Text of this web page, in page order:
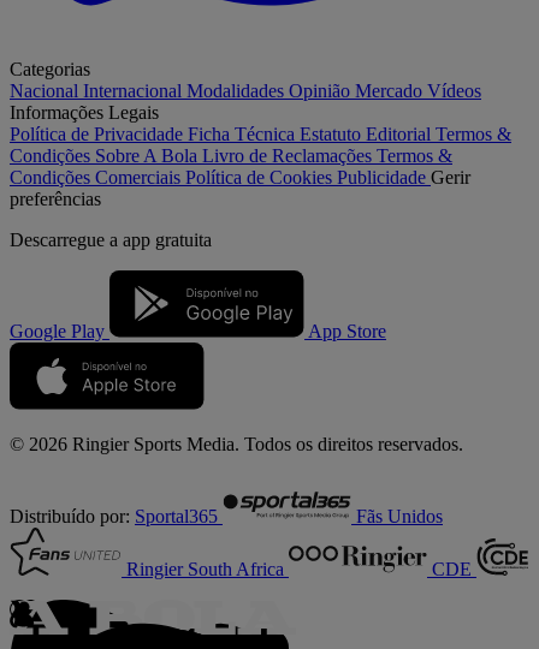
Categorias
Nacional Internacional Modalidades Opinião Mercado Vídeos
Informações Legais
Política de Privacidade Ficha Técnica Estatuto Editorial Termos &
Condições Sobre A Bola Livro de Reclamações Termos &
Condições Comerciais Política de Cookies Publicidade Gerir
preferências
Descarregue a app gratuita
Google Play App Store
© 2026 Ringier Sports Media. Todos os direitos reservados.
Distribuído por: Sportal365 Fãs Unidos
Ringier South Africa CDE